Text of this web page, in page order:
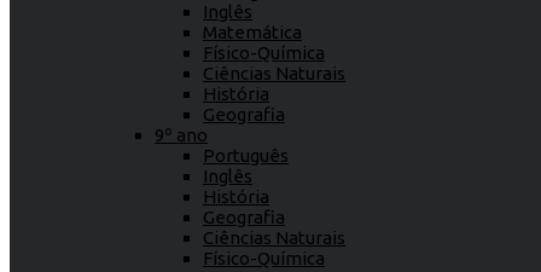
Inglês
Matemática
Físico-Química
Ciências Naturais
História
Geografia
9º ano
Português
Inglês
História
Geografia
Ciências Naturais
Físico-Química